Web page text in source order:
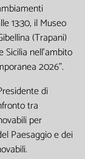
13:30, il Museo
(Trapani)
Sicilia nell'ambito
2026".
di
tra
per
Paesaggio e dei